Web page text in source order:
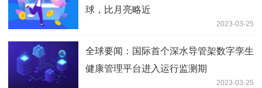
球，比月亮略近
2023-03-25
全球要闻：国际首个深水导管架数字孪生
健康管理平台进入运行监测期
2023-03-25